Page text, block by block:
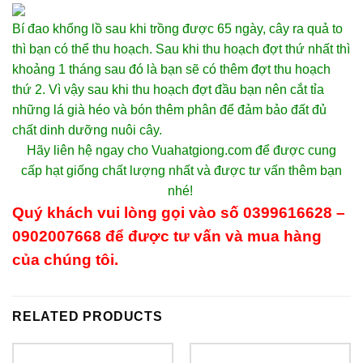
Bí đao khổng lồ sau khi trồng được 65 ngày, cây ra quả to
thì bạn có thể thu hoạch. Sau khi thu hoạch đợt thứ nhất thì
khoảng 1 tháng sau đó là bạn sẽ có thêm đợt thu hoạch
thứ 2. Vì vậy sau khi thu hoạch đợt đầu bạn nên cắt tỉa
những lá già héo và bón thêm phân để đảm bảo đất đủ
chất dinh dưỡng nuôi cây.
Hãy liên hệ ngay cho Vuahatgiong.com để được cung
cấp hạt giống chất lượng nhất và được tư vấn thêm bạn
nhé!
Quý khách vui lòng gọi vào số 0399616628 –
0902007668 để được tư vấn và mua hàng
của chúng tôi.
RELATED PRODUCTS